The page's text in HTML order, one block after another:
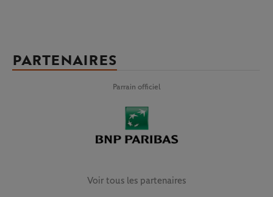
PARTENAIRES
Parrain officiel
Voir tous les partenaires